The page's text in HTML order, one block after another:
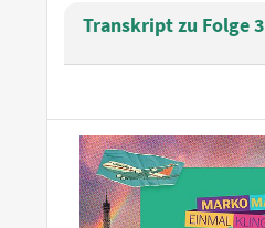
Transkript zu Folge 3